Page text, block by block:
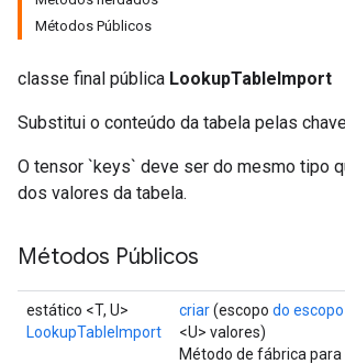
Métodos Públicos
classe final pública LookupTableImport
Substitui o conteúdo da tabela pelas
O tensor `keys` deve ser do mesmo tipo
dos valores da tabela.
Métodos Públicos
estático <T, U>
LookupTableImport
criar(escopo do escopo
<U> valores)
Método de fábrica